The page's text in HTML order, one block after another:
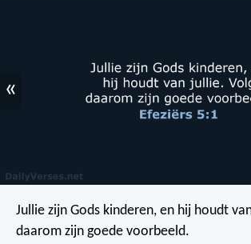
«
Jullie zijn Gods kinderen, en hij houdt
daarom zijn goede voorbeeld.